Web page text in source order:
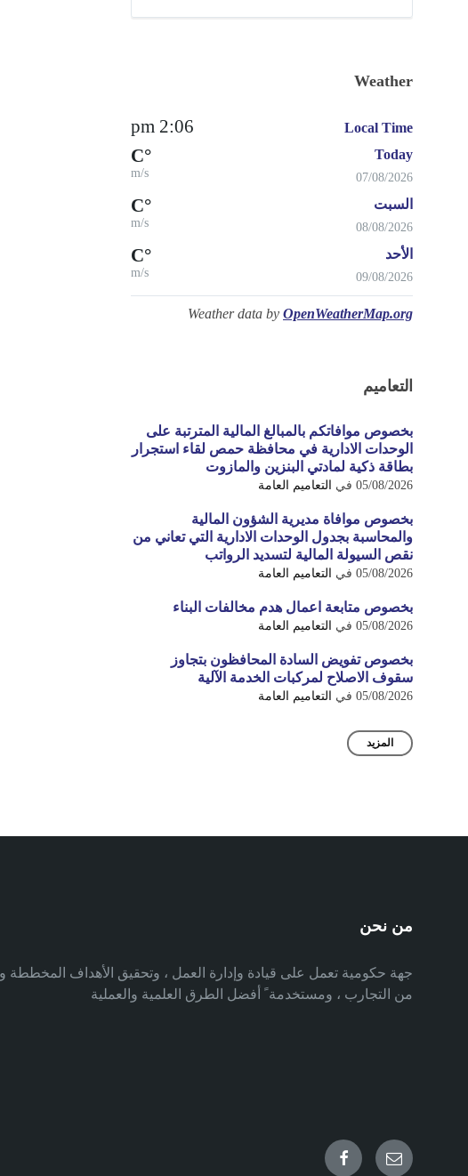
Weather
Local Time
2:06 pm
Today
07/08/2026
°C
m/s
السبت
08/08/2026
°C
m/s
الأحد
09/08/2026
°C
m/s
Weather data by OpenWeatherMap.org
التعاميم
بخصوص موافاتكم بالمبالغ المالية المترتبة على
الوحدات الادارية في محافظة حمص لقاء استجرار
بطاقة ذكية لمادتي البنزين والمازوت
05/08/2026 في التعاميم العامة
بخصوص موافاة مديرية الشؤون المالية
والمحاسبة بجدول الوحدات الادارية التي تعاني من
نقص السيولة المالية لتسديد الرواتب
05/08/2026 في التعاميم العامة
بخصوص متابعة اعمال هدم مخالفات البناء
05/08/2026 في التعاميم العامة
بخصوص تفويض السادة المحافظون بتجاوز
سقوف الاصلاح لمركبات الخدمة الآلية
05/08/2026 في التعاميم العامة
المزيد
من نحن
جهة حكومية تعمل على قيادة وإدارة العمل ، وتحقيق الأهداف المخططة
من التجارب ، ومستخدمة ً أفضل الطرق العلمية والعملية
Email
Facebook